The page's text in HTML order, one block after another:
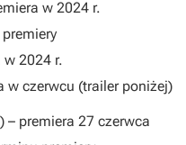
w 2024 r.
w 2024 r.
w czerwcu (trailer poniżej)
– premiera 27 czerwca